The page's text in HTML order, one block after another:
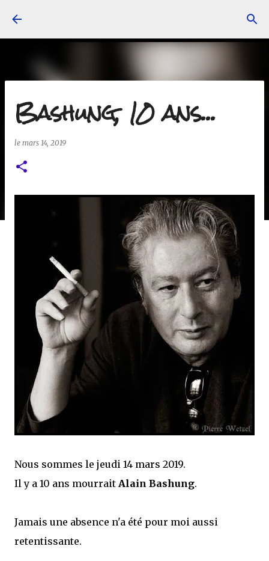
Bashung, 10 ans...
le mars 14, 2019
Nous sommes le jeudi 14 mars 2019.
Il y a 10 ans mourrait Alain Bashung.
Jamais une absence n'a été pour moi aussi
retentissante.